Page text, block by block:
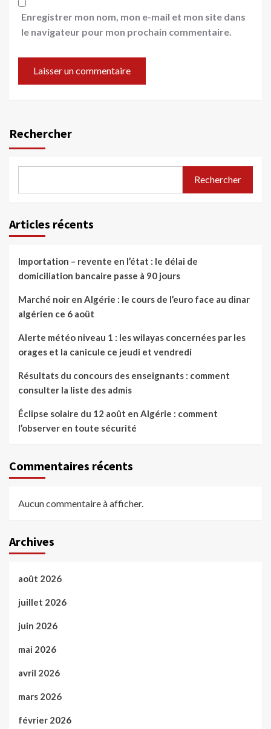
Enregistrer mon nom, mon e-mail et mon site dans
le navigateur pour mon prochain commentaire.
Rechercher
Rechercher
Articles récents
Importation – revente en l’état : le délai de
domiciliation bancaire passe à 90 jours
Marché noir en Algérie : le cours de l’euro face au dinar
algérien ce 6 août
Alerte météo niveau 1 : les wilayas concernées par les
orages et la canicule ce jeudi et vendredi
Résultats du concours des enseignants : comment
consulter la liste des admis
Éclipse solaire du 12 août en Algérie : comment
l’observer en toute sécurité
Commentaires récents
Aucun commentaire à afficher.
Archives
août 2026
juillet 2026
juin 2026
mai 2026
avril 2026
mars 2026
février 2026